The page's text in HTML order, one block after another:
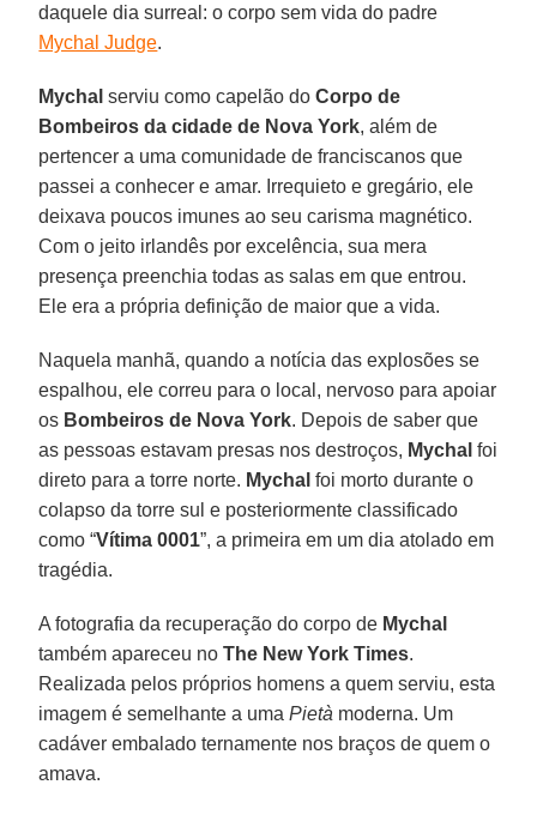
daquele dia surreal: o corpo sem vida do padre
Mychal Judge.
Mychal serviu como capelão doCorpo de
Bombeiros da cidade de Nova York, além de
pertencer a uma comunidade de franciscanos que
passei a conhecer e amar. Irrequieto e gregário, ele
deixava poucos imunes ao seu carisma magnético.
Com o jeito irlandês por excelência, sua mera
presença preenchia todas as salas em que entrou.
Ele era a própria definição de maior que a vida.
Naquela manhã, quando a notícia das explosões se
espalhou, ele correu para o local, nervoso para apoiar
os Bombeiros de Nova York. Depois de saber que
as pessoas estavam presas nos destroços, Mychal foi
direto para a torre norte. Mychal foi morto durante o
colapso da torre sul e posteriormente classificado
como “Vítima 0001”, a primeira em um dia atolado em
tragédia.
A fotografia da recuperação do corpo de Mychal
também apareceu noThe New York Times.
Realizada pelos próprios homens a quem serviu, esta
imagem é semelhante a umaPietà moderna. Um
cadáver embalado ternamente nos braços de quem o
amava.